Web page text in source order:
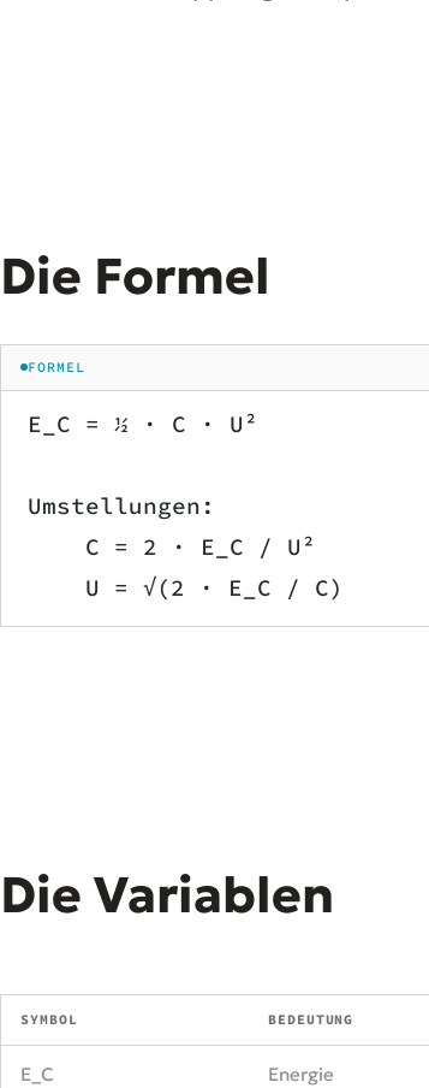
Die Formel
FORMEL
E_C = ½ · C · U²
Umstellungen:
    C = 2 · E_C / U²
    U = √(2 · E_C / C)
Die Variablen
SYMBOL BEDEUTUNG
E_C Energie